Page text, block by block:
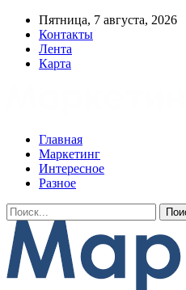
Пятница, 7 августа, 2026
Контакты
Лента
Карта
Главная
Маркетинг
Интересное
Разное